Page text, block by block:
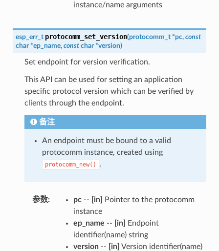
instance/name arguments
esp_err_t protocomm_set_version(protocomm_t *pc, const
char *ep_name, const char *version)
Set endpoint for version verification.
This API can be used for setting an application
specific protocol version which can be verified by
clients through the endpoint.
备注
An endpoint must be bound to a valid
protocomm instance, created using
protocomm_new() .
参数: pc-- [in]
Pointer to the protocomm
instance
ep_name -- [in]
Endpoint
identifier(name) string
version-- [in] Version identifier(name)